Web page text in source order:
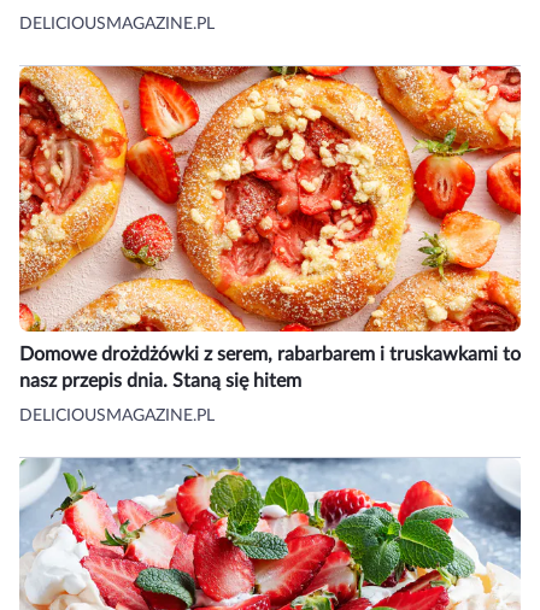
DELICIOUSMAGAZINE.PL
Domowe drożdżówki z serem, rabarbarem i truskawkami to
nasz przepis dnia. Staną się hitem
DELICIOUSMAGAZINE.PL